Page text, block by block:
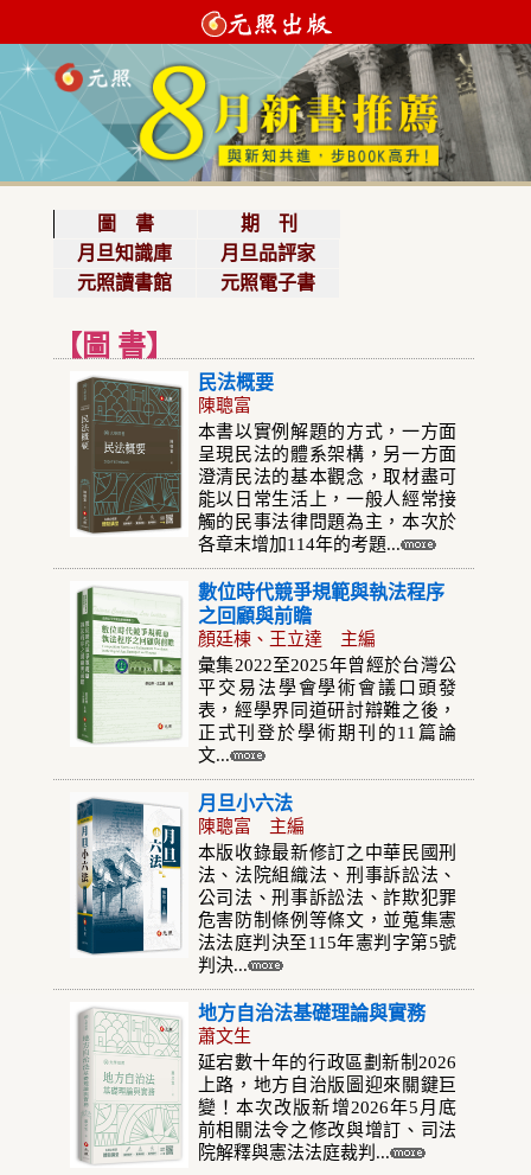
圖 書
期 刊
月旦知識庫
月旦品評家
元照讀書館
元照電子書
【圖 書】
民法概要
陳聰富
本書以實例解題的方式，一方面
呈現民法的體系架構，另一方面
澄清民法的基本觀念，取材盡可
能以日常生活上，一般人經常接
觸的民事法律問題為主，本次於
各章末增加114年的考題...
數位時代競爭規範與執法程序
之回顧與前瞻
顏廷棟、王立達 主編
彙集2022至2025年曾經於台灣公
平交易法學會學術會議口頭發
表，經學界同道研討辯難之後，
正式刊登於學術期刊的11篇論
文...
月旦小六法
陳聰富 主編
本版收錄最新修訂之中華民國刑
法、法院組織法、刑事訴訟法、
公司法、刑事訴訟法、詐欺犯罪
危害防制條例等條文，並蒐集憲
法法庭判決至115年憲判字第5號
判決...
地方自治法基礎理論與實務
蕭文生
延宕數十年的行政區劃新制2026
上路，地方自治版圖迎來關鍵巨
變！本次改版新增2026年5月底
前相關法令之修改與增訂、司法
院解釋與憲法法庭裁判...